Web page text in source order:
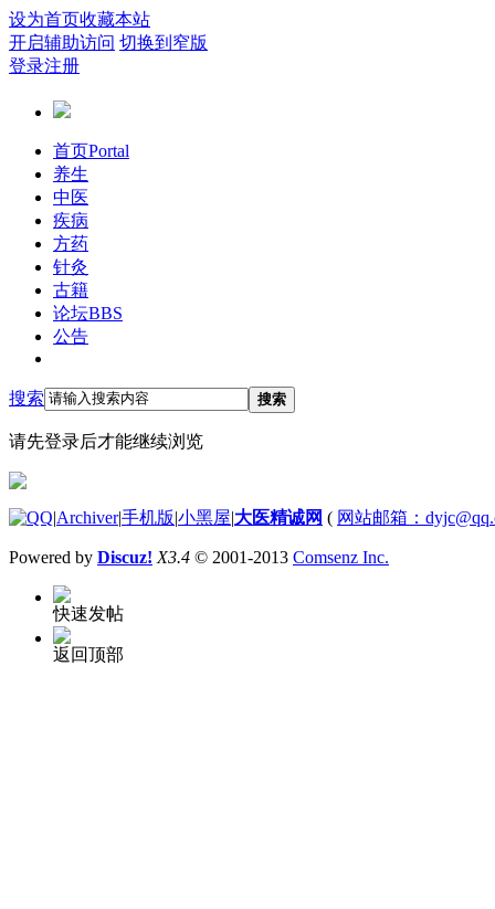
设为首页收藏本站
开启辅助访问 切换到窄版
登录注册
首页Portal
养生
中医
疾病
方药
针灸
古籍
论坛BBS
公告
搜索 搜索
请先登录后才能继续浏览
|Archiver|手机版|小黑屋|大医精诚网 ( 网站邮箱：
Powered by Discuz! X3.4 © 2001-2013 Comsenz Inc.
快速发帖
返回顶部